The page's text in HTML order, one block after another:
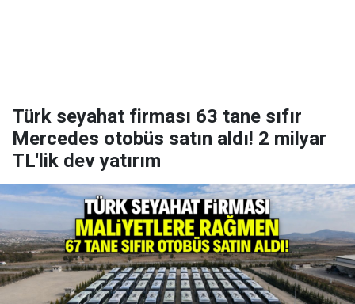
Türk seyahat firması 63 tane sıfır
Mercedes otobüs satın aldı! 2 milyar
TL'lik dev yatırım